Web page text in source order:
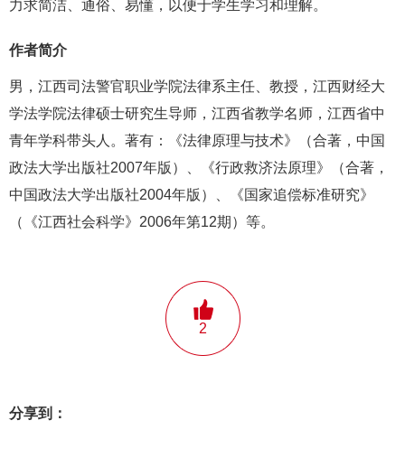
力求简洁、通俗、易懂，以便于学生学习和理解。
作者简介
男，江西司法警官职业学院法律系主任、教授，江西财经大
学法学院法律硕士研究生导师，江西省教学名师，江西省中
青年学科带头人。著有：《法律原理与技术》（合著，中国
政法大学出版社2007年版）、《行政救济法原理》（合著，
中国政法大学出版社2004年版）、《国家追偿标准研究》
（《江西社会科学》2006年第12期）等。
2
分享到：